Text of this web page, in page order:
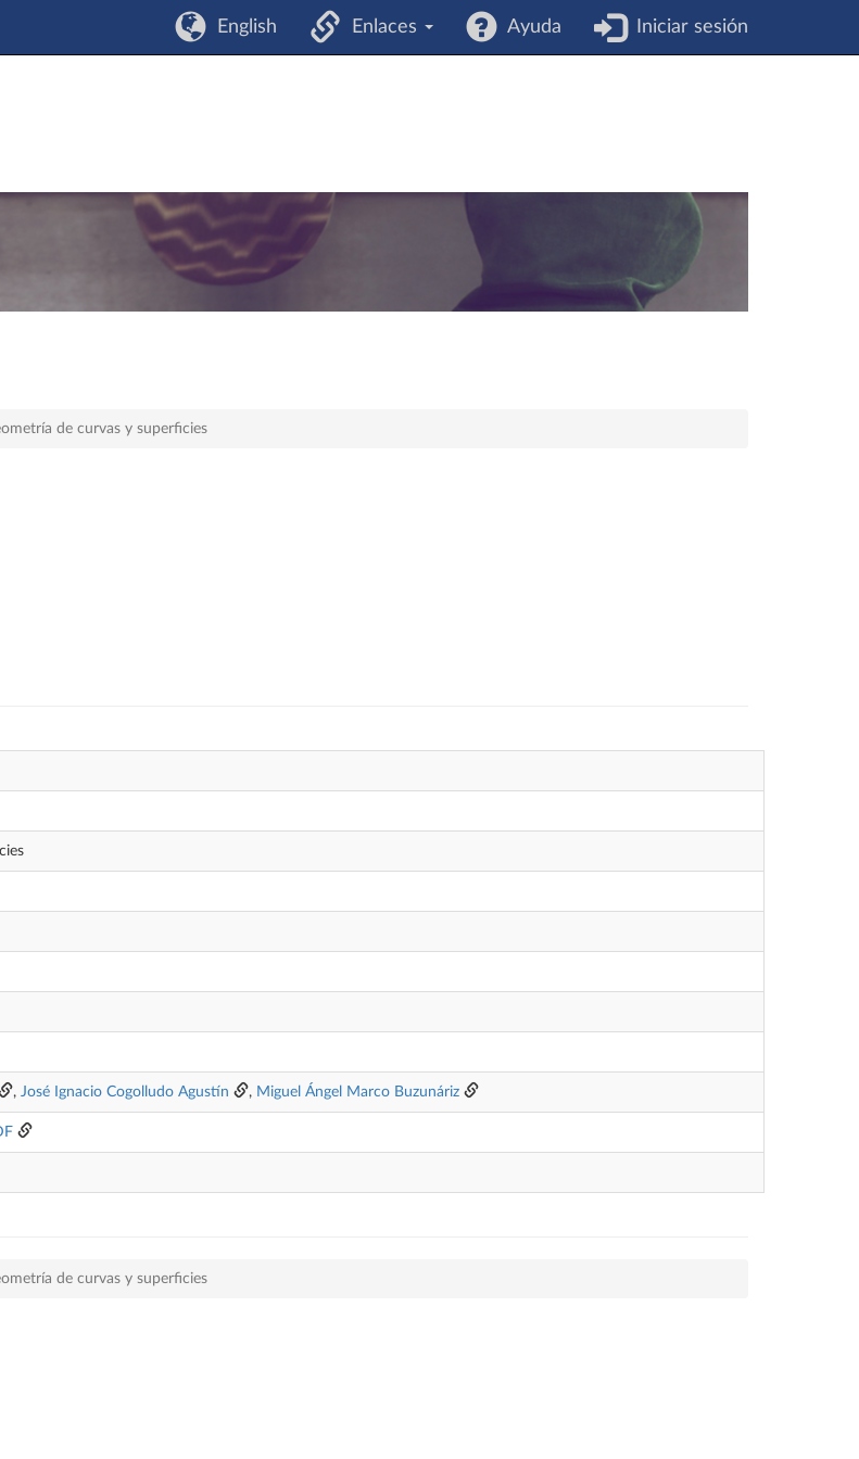
English Enlaces Ayuda Iniciar sesión
de curvas y superficies
, José Ignacio Cogolludo Agustín , Miguel Ángel Marco Buzunáriz
de curvas y superficies